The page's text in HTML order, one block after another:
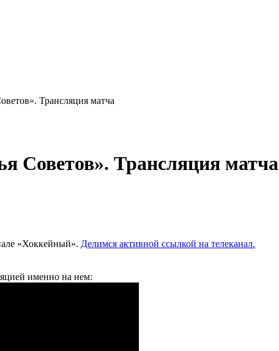
Трансляция матча
Советов». Трансляция матча
«Хоккейный». Делимся активной ссылкой на телеканал.
именно на нем: